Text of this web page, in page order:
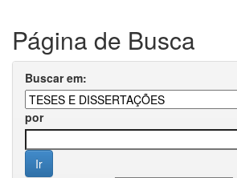
Página de Busca
Buscar em:
por